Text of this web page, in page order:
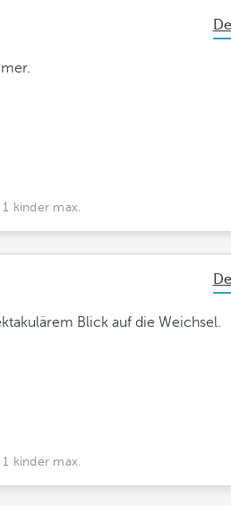
kinder max.
Blick auf die Weichsel.
kinder max.